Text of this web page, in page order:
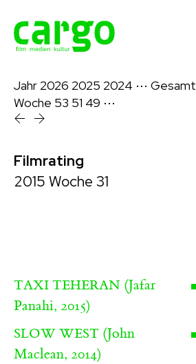
Jahr 2026 2025 2024 ⋯ Gesamt
Woche 53 51 49 ⋯
Filmrating
2015 Woche 31
TAXI TEHERAN (Jafar
Panahi, 2015)
SLOW WEST (John
Maclean, 2014)